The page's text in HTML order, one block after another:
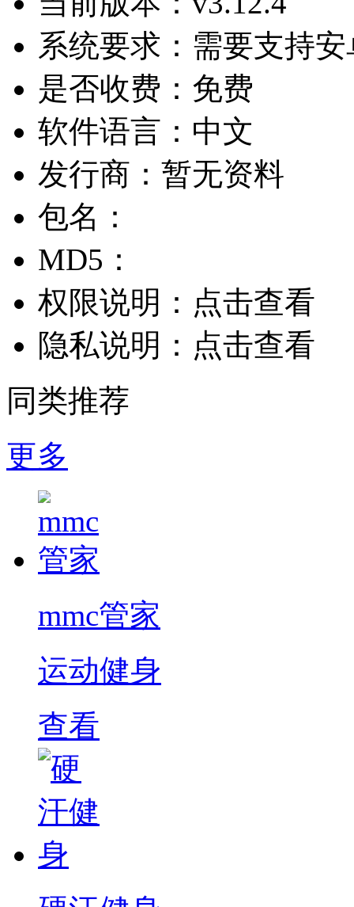
系统要求： 需要支持
是否收费： 免费
软件语言： 中文
发行商： 暂无资料
包名：
MD5：
权限说明： 点击查看
隐私说明： 点击查看
同类推荐
更多
mmc管家
运动健身
查看